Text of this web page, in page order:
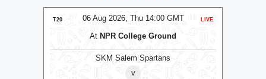
06 Aug 2026, Thu 14:00 GMT
T20 LIVE
At NPR College Ground
SKM Salem Spartans
v